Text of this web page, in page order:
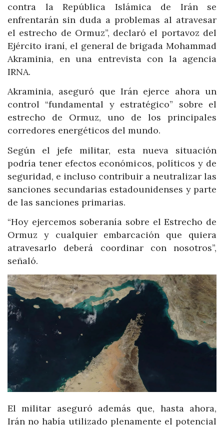
contra la República Islámica de Irán se
enfrentarán sin duda a problemas al atravesar
el estrecho de Ormuz”, declaró el portavoz del
Ejército iraní, el general de brigada Mohammad
Akraminia, en una entrevista con la agencia
IRNA.
Akraminia, aseguró que Irán ejerce ahora un
control “fundamental y estratégico” sobre el
estrecho de Ormuz, uno de los principales
corredores energéticos del mundo.
Según el jefe militar, esta nueva situación
podría tener efectos económicos, políticos y de
seguridad, e incluso contribuir a neutralizar las
sanciones secundarias estadounidenses y parte
de las sanciones primarias.
“Hoy ejercemos soberanía sobre el Estrecho de
Ormuz y cualquier embarcación que quiera
atravesarlo deberá coordinar con nosotros”,
señaló.
El militar aseguró además que, hasta ahora,
Irán no había utilizado plenamente el potencial